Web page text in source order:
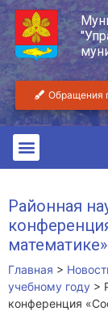
Обращения
Районная
математике»
Главная >
учебному году >
конференция